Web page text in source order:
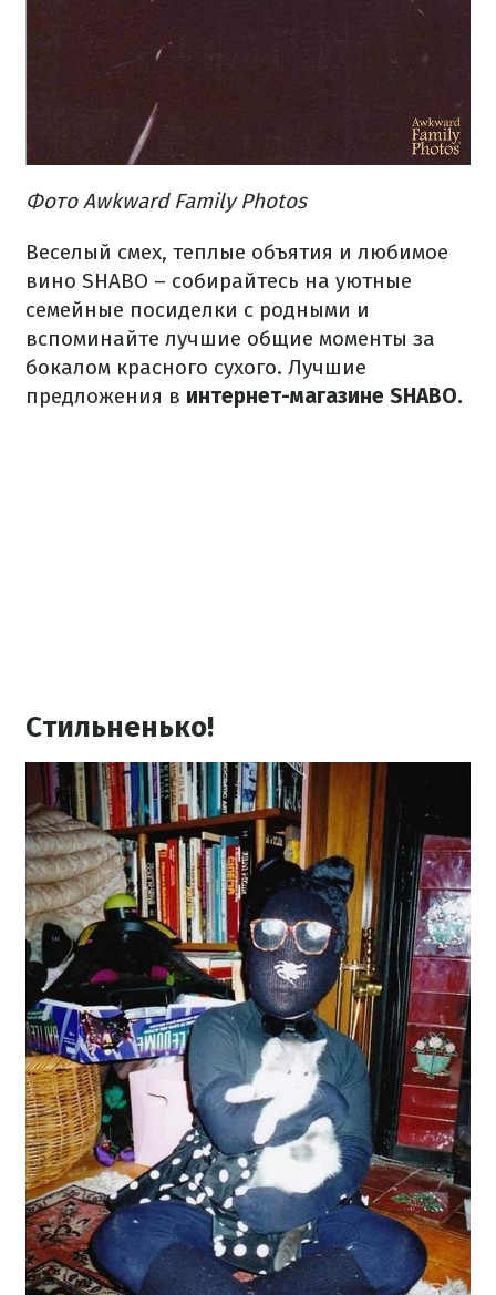
Фото Awkward Family Photos
Веселый смех, теплые объятия и любимое
вино SHABO – собирайтесь на уютные
семейные посиделки с родными и
вспоминайте лучшие общие моменты за
бокалом красного сухого. Лучшие
предложения в интернет-магазине SHABO.
Стильненько!